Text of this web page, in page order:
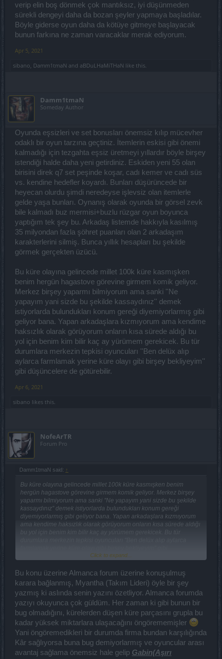
verip elin boş dönmek çok mantıksız, iyi düşünmeden
sürekli dengeyi daha da bozan şeyler yapmaya başladılar.
Böyle giderse oyun daha da kötüye gitmeye başlayacak
bunun farkına ne zaman varacaklar merak ediyorum.
Apr 5, 2021
sibano Damm1tmaN and aBDuLHaMiTHaN like this.
Damm1tmaN
Someday Author
Oyunda eşsizleri ve set bonusları önemsiz kılıp mücevher
odaklı bir oyun tarzına geçtiniz. İtemlerin eskisi gibi önemi
kalmadığı için tezgahta eşsiz üretmeyi yıllardır böyle birşey
istendiği halde daha yeni getirdiniz. Eskiden yeni 55 olan
birisini direk q7 set peşinde koşar, cadı kemer ve cadı süs
vs. kendine hedefler koyardı. Bunları düşürüncede bir
heyecan olurdu şimdi neredeyse işlevsiz olan itemlerle
gelde yaşa bunları. Oynanış olarak oyunda bir görsel zevk
bile kalmadı buz mermisi+buzlu rüzgar oyun boyunca
yaptığım tek şey bu. Arkadaş listemde hakkıyla kasılmış
35 milyondan fazla şöhret puanları olan 2 arkadaşım
karakterlerini silmiş. Bunca yıllık hesapları bu şekilde
görmek gerçekten üzücü.
Bu küre olayına gelincede millet 100k küre kasmışken
benim hergün hagastove görevine girmem komik geliyor.
Merkez birşey yaparmı bilmiyorum ama sanki ''Ne
yapayım yani sizde bu şekilde kassaydınız'' demek
istiyorlarda bulundukları konum gereği diyemiyorlarmış gibi
geliyor bana. Yapan arkadaşlara kızmıyorum ama kendime
haksızlık olarak görüyorum onların kısa sürede aldığı bu
yol için benim kim bilir kaç ay yürümem gerekicek. Bu tür
durumlara merkezin tepkisi oyuncuları ''Ben delüx alıp
aylarca farmlamak yerine küre olayı gibi birşey bekliyeyim''
gibi düşüncelere de götürebilir.
Apr 6, 2021
sibano likes this.
NofeArTR
Forum Pro
Damm1tmaN said: ↑
Bu küre olayına gelincede millet 100k küre kasmışken benim
hergün hagastove görevine girmem komik geliyor. Merkez birşey
yaparmı bilmiyorum ama sanki ''Ne yapayım yani sizde bu şekilde
kassaydınız'' demek istiyorlarda bulundukları konum gereği
diyemiyorlarmış gibi geliyor bana. Yapan arkadaşlara kızmıyorum
ama kendime haksızlık olarak görüyorum onların kısa sürede aldığı
bu yol için benim kim bilir kaç ay yürümem gerekicek. Bu tür
düşüncelere de götürebilir.Click to expand...
Bu konu üzerine Almanca forum üzerine konuşulmuş
karara bağlanmış, Myantha (Takım Lideri) öyle bir şey
yazmış ki aslında senin yazını özetliyor. Almanca forumda
yazıyı okuyunca çok güldüm. Her zaman ki gibi bunun bir
bug olmadığını, kürelerden düşen küre parçasını grupla bu
kadar yüksek miktarlara ulaşacağını öngörememişler
Yani öngöremedikleri bir durumda firma bundan karşılığında
Kâr sağlıyorsa buna bug demiyorlarmış ve oyuncular arası
avantaj sağlama önemsiz hale gelip Gabin(Aşırı